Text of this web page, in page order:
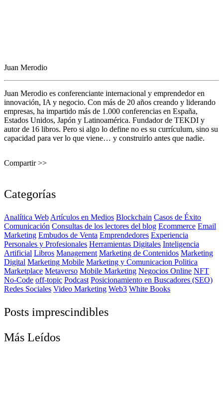
Juan Merodio
Juan Merodio es conferenciante internacional y emprendedor en
innovación, IA y negocio. Con más de 20 años creando y liderando
empresas, ha impartido más de 1.000 conferencias en España,
Estados Unidos, Japón y Latinoamérica. Fundador de TEKDI y
autor de 16 libros. Pero si algo lo define no es su currículum, sino su
capacidad para ver lo que viene… y construirlo antes que nadie.
Compartir >>
Categorías
Analítica Web Artículos en Medios Blockchain Casos de Éxito
Comunicación Consultas de los lectores del blog Ecommerce Email
Marketing Embudos de Venta Emprendedores Experiencia
Personales y Profesionales Herramientas Digitales Inteligencia
Artificial Libros Management Marketing de Contenidos Marketing
Digital Marketing Mobile Marketing y Comunicacion Politica
Marketplace Metaverso Mobile Marketing Negocios Online NFT
No-Code off-topic Podcast Posicionamiento en Buscadores (SEO)
Redes Sociales Video Marketing Web3 White Books
Posts imprescindibles
Más Leídos